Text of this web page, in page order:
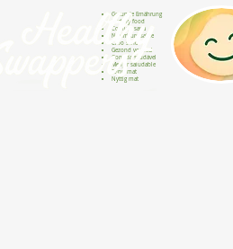
Gesunde Ernährung
Healthy food
Comida sana
Nourriture saine
Cibo sano
Gezond voedsel
Comida saudável
Menjar saludable
Sunn mat
Nyttig mat